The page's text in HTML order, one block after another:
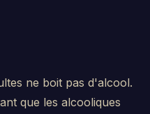
ne boit pas d'alcool.
que les alcooliques